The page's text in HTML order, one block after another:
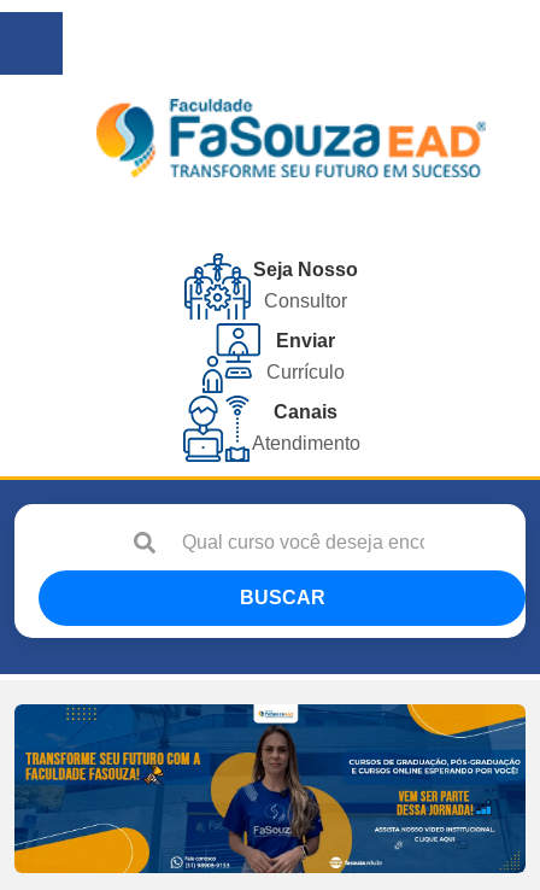
Seja Nosso
Consultor
Enviar
Currículo
Canais
Atendimento
BUSCAR